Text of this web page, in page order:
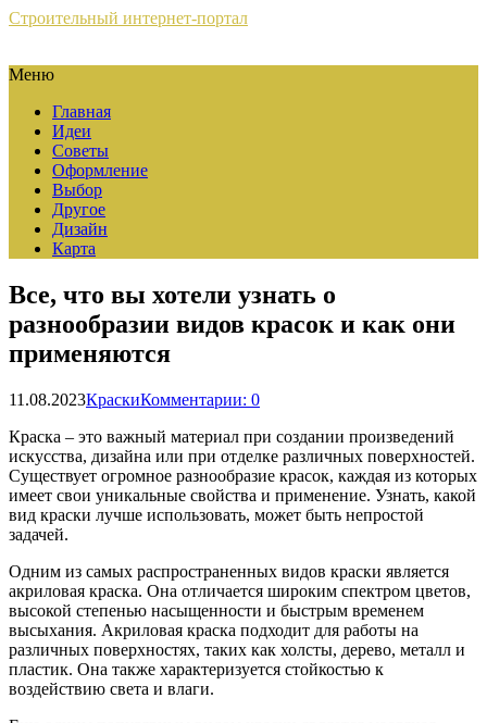
Строительный интернет-портал
Меню
Главная
Идеи
Советы
Оформление
Выбор
Другое
Дизайн
Карта
Все, что вы хотели узнать о
разнообразии видов красок и как они
применяются
11.08.2023КраскиКомментарии: 0
Краска – это важный материал при создании произведений
искусства, дизайна или при отделке различных поверхностей.
Существует огромное разнообразие красок, каждая из которых
имеет свои уникальные свойства и применение. Узнать, какой
вид краски лучше использовать, может быть непростой
задачей.
Одним из самых распространенных видов краски является
акриловая краска. Она отличается широким спектром цветов,
высокой степенью насыщенности и быстрым временем
высыхания. Акриловая краска подходит для работы на
различных поверхностях, таких как холсты, дерево, металл и
пластик. Она также характеризуется стойкостью к
воздействию света и влаги.